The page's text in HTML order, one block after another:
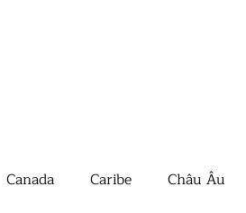
Canada Caribe Châu Âu